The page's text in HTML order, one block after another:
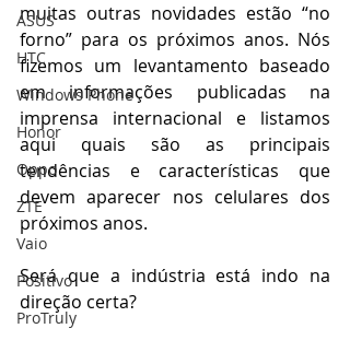
ASUS
HTC
Windows Phone
Honor
Oppo
ZTE
Vaio
Positivo
ProTruly
muitas outras novidades estão “no
forno” para os próximos anos. Nós
fizemos um levantamento baseado
em informações publicadas na
imprensa internacional e listamos
aqui quais são as principais
tendências e características que
devem aparecer nos celulares dos
próximos anos.
Será que a indústria está indo na
direção certa?